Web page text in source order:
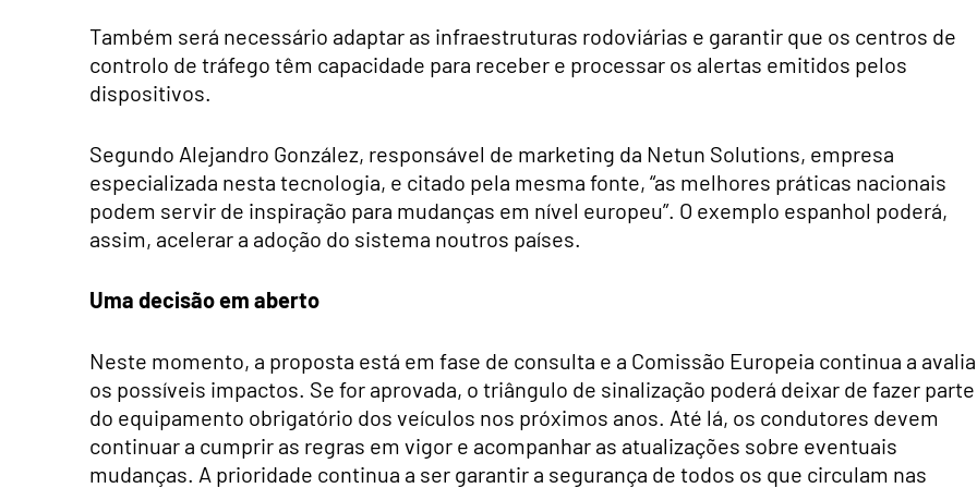
Também será necessário adaptar as infraestruturas rodoviárias e garantir que os centros de
controlo de tráfego têm capacidade para receber e processar os alertas emitidos pelos
dispositivos.
Segundo Alejandro González, responsável de marketing da Netun Solutions, empresa
especializada nesta tecnologia, e citado pela mesma fonte, “as melhores práticas nacionais
podem servir de inspiração para mudanças em nível europeu”. O exemplo espanhol poderá,
assim, acelerar a adoção do sistema noutros países.
Uma decisão em aberto
Neste momento, a proposta está em fase de consulta e a Comissão Europeia continua a
os possíveis impactos. Se for aprovada, o triângulo de sinalização poderá deixar de fazer parte
do equipamento obrigatório dos veículos nos próximos anos. Até lá, os condutores devem
continuar a cumprir as regras em vigor e acompanhar as atualizações sobre eventuais
mudanças. A prioridade continua a ser garantir a segurança de todos os que circulam nas